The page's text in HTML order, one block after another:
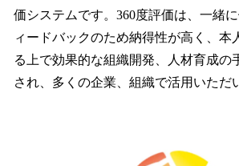
価システムです。360度評価は、一緒
ィードバックのため納得性が高く、本
る上で効果的な組織開発、人材育成の
され、多くの企業、組織で活用いただ